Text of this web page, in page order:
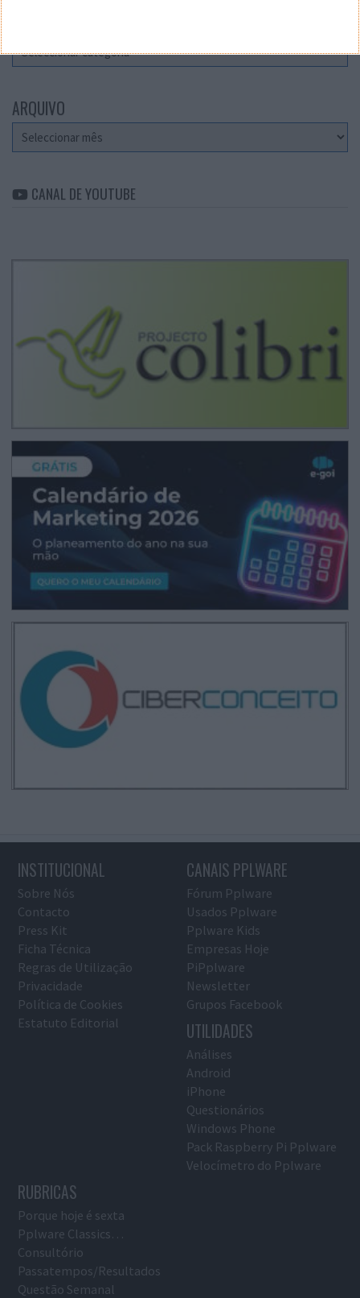
ARQUIVO
Arquivo
CANAL DE YOUTUBE
INSTITUCIONAL
Sobre Nós
Contacto
Press Kit
Ficha Técnica
Regras de Utilização
Privacidade
Política de Cookies
Estatuto Editorial
CANAIS PPLWARE
Fórum Pplware
Usados Pplware
Pplware Kids
Empresas Hoje
PiPplware
Newsletter
Grupos Facebook
UTILIDADES
Análises
Android
iPhone
Questionários
Windows Phone
Pack Raspberry Pi Pplware
Velocímetro do Pplware
RUBRICAS
Porque hoje é sexta
Pplware Classics…
Consultório
Passatempos/Resultados
Questão Semanal